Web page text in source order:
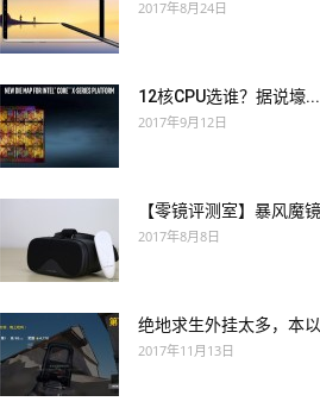
2017年8月24日
12核CPU选谁？据说壕...
2017年9月12日
【零镜评测室】暴风魔
2017年8月8日
绝地求生外挂太多，本
2017年11月13日